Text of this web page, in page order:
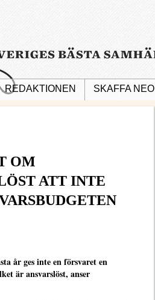
REDAKTIONEN SKAFFA NEO
OM
ATT INTE
år ges inte en försvaret en
är ansvarslöst, anser